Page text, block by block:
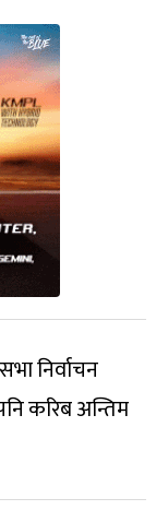
निर्वाचन
करिब अन्तिम